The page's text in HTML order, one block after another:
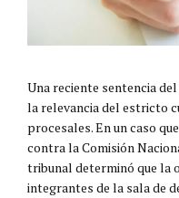
Una reciente sentencia
la relevancia del estricto
procesales. En un caso
contra la Comisión
tribunal determinó que la
integrantes de la sala de